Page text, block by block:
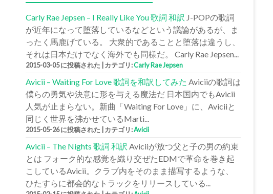
Carly Rae Jepsen – I Really Like You 歌詞 和訳 J-POPの歌詞
が近年になって堕落しているなどという議論があるが、ま
ったく馬鹿げている。 大衆的であることと堕落は違うし、
それは日本だけでなく海外でも同様だ。 Carly Rae Jepsen...
2015-03-05 に投稿された カテゴリ:Carly Rae Jepsen
Avicii – Waiting For Love 歌詞を和訳してみた Aviciiの歌詞は
僕らの勇気や決意に形を与える魔法だ 日本国内でもAvicii
人気が止まらない。新曲「Waiting For Love」に、Aviciiと
同じく世界を沸かせているMarti...
2015-05-26 に投稿された カテゴリ:Avicii
Avicii – The Nights 歌詞 和訳 Aviciiが放つ父と子の男の約束
とは フォーク的な感覚を織り交ぜたEDMで革命を巻き起
こしているAvicii。クラブ内をそのまま描写するような、
ひたすらに都会的なトラックをリリースしている...